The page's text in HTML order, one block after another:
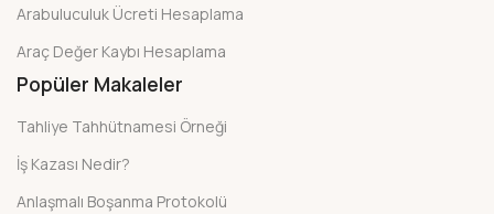
Arabuluculuk Ücreti Hesaplama
Araç Değer Kaybı Hesaplama
Popüler Makaleler
Tahliye Tahhütnamesi Örneği
İş Kazası Nedir?
Anlaşmalı Boşanma Protokolü